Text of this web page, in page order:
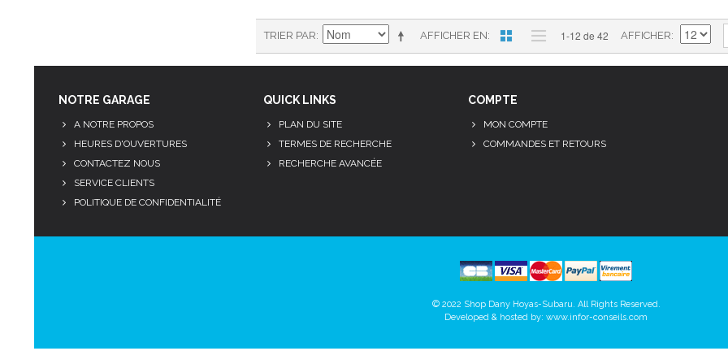
AFFICHER EN
TRIER PAR 1-12 de 42 AFFICHER
NOTRE GARAGE
A NOTRE PROPOS
HEURES D'OUVERTURES
CONTACTEZ NOUS
SERVICE CLIENTS
POLITIQUE DE CONFIDENTIALITÉ
QUICK LINKS
PLAN DU SITE
TERMES DE RECHERCHE
RECHERCHE AVANCÉE
COMPTE
MON COMPTE
COMMANDES ET RETOURS
© 2022 Shop Dany Hoyas-Subaru. All Rights Reserved.
Developed & hosted by: www.infor-conseils.com